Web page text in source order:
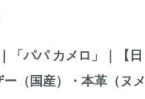
「パパ カメロ」｜【日
（国産）・本革（ヌメ